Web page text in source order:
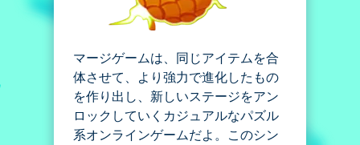
マージゲームは、同じアイテムを合
体させて、より強力で進化したもの
を作り出し、新しいステージをアン
ロックしていくカジュアルなパズル
系オンラインゲームだよ。このシン